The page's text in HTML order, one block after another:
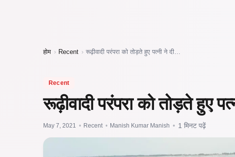
होम › Recent › रूढ़ीवादी परंपरा को तोड़ते हुए पत्नी ने दी…
Recent
रूढ़ीवादी परंपरा को तोड़ते हुए
May 7, 2021 • Recent • Manish Kumar Manish • 1 मिनट पढ़ें